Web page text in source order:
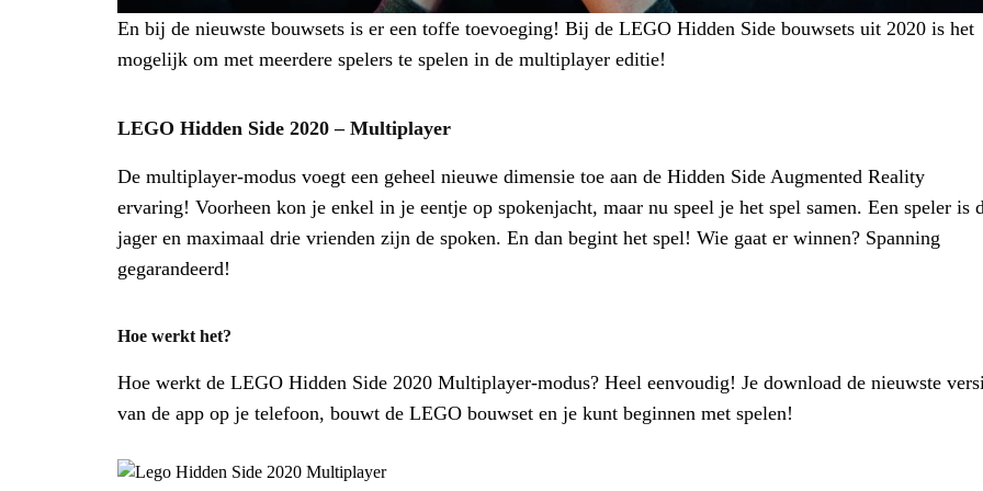
En bij de nieuwste bouwsets is er een toffe toevoeging! Bij de LEGO Hidden Side bouwsets uit 2020 is het
mogelijk om met meerdere spelers te spelen in de multiplayer editie!
LEGO Hidden Side 2020 – Multiplayer
De multiplayer-modus voegt een geheel nieuwe dimensie toe aan de Hidden Side Augmented Reality
ervaring! Voorheen kon je enkel in je eentje op spokenjacht, maar nu speel je het spel samen. Een speler is
jager en maximaal drie vrienden zijn de spoken. En dan begint het spel! Wie gaat er winnen? Spanning
gegarandeerd!
Hoe werkt het?
Hoe werkt de LEGO Hidden Side 2020 Multiplayer-modus? Heel eenvoudig! Je download de nieuwste
van de app op je telefoon, bouwt de LEGO bouwset en je kunt beginnen met spelen!